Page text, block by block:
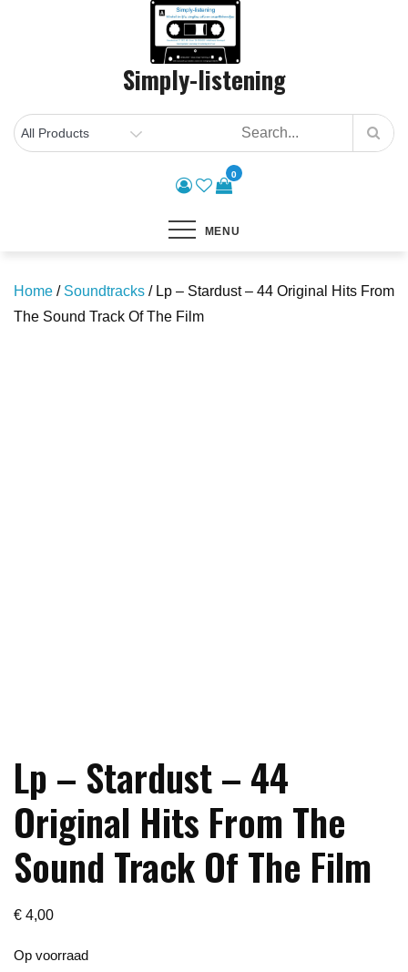
Simply-listening
0
MENU
Home / Soundtracks / Lp – Stardust – 44 Original Hits From
The Sound Track Of The Film
Lp – Stardust – 44
Original Hits From The
Sound Track Of The Film
€ 4,00
Op voorraad